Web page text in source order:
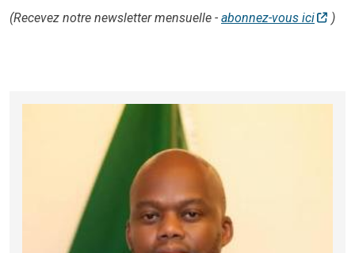
(Recevez notre newsletter mensuelle - abonnez-vous ici )